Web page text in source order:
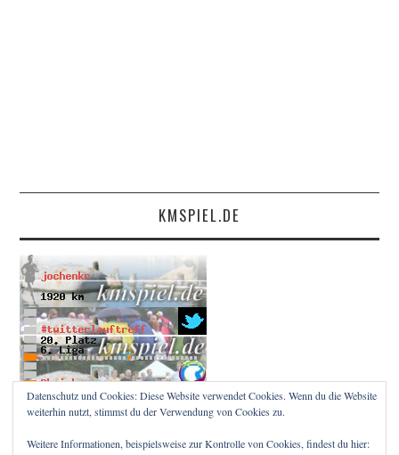
KMSPIEL.DE
Datenschutz und Cookies: Diese Website verwendet Cookies. Wenn du die Website
weiterhin nutzt, stimmst du der Verwendung von Cookies zu.
Weitere Informationen, beispielsweise zur Kontrolle von Cookies, findest du hier: